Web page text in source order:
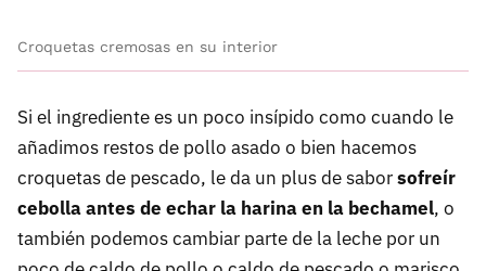
Croquetas cremosas en su interior
Si el ingrediente es un poco insípido como cuando le
añadimos restos de pollo asado o bien hacemos
croquetas de pescado, le da un plus de saborsofreír
cebolla antes de echar la harina en la bechamel, o
también podemos cambiar parte de la leche por un